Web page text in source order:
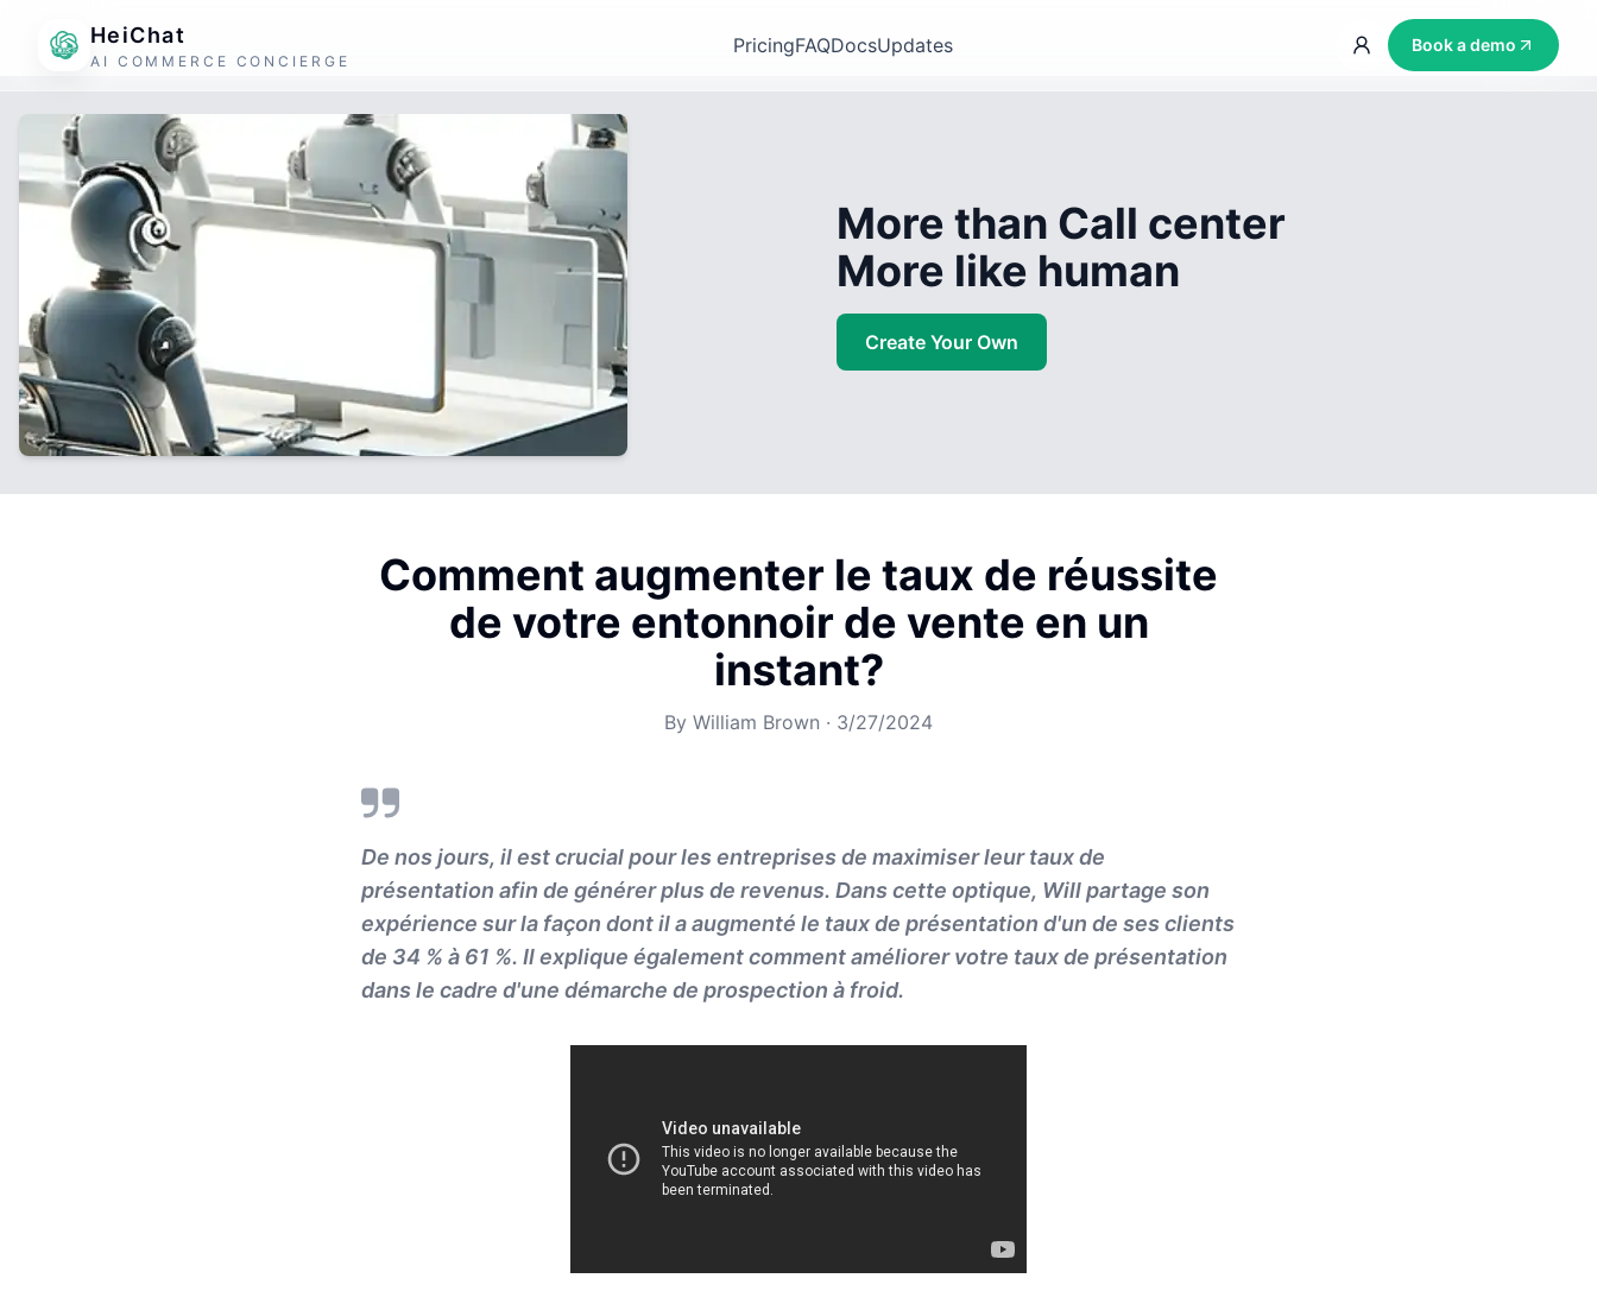
HeiChat
AI COMMERCE CONCIERGE
PricingFAQDocsUpdates Book a demo
More than Call center
More like human
Create Your Own
Comment augmenter le taux de réussite
de votre entonnoir de vente en un
instant?
By William Brown · 3/27/2024
De nos jours, il est crucial pour les entreprises de maximiser leur taux de
présentation afin de générer plus de revenus. Dans cette optique, Will partage son
expérience sur la façon dont il a augmenté le taux de présentation d'un de ses clients
de 34 % à 61 %. Il explique également comment améliorer votre taux de présentation
dans le cadre d'une démarche de prospection à froid.